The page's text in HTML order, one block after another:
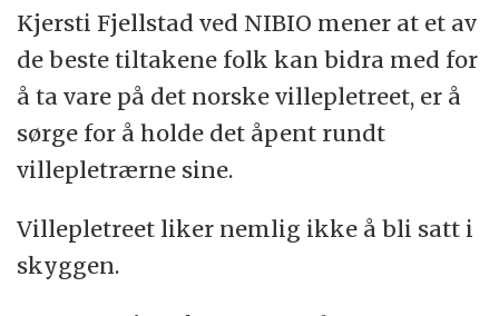
Kjersti Fjellstad ved NIBIO mener at et av
de beste tiltakene folk kan bidra med for
å ta vare på det norske villepletreet, er å
sørge for å holde det åpent rundt
villepletrærne sine.
Villepletreet liker nemlig ikke å bli satt i
skyggen.